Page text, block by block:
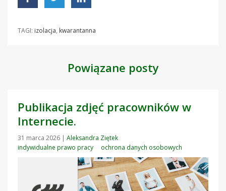
TAGI: izolacja, kwarantanna
Powiązane posty
Publikacja zdjęć pracowników w
Internecie.
31 marca 2026 | Aleksandra Ziętek
indywidualne prawo pracy
ochrona danych osobowych